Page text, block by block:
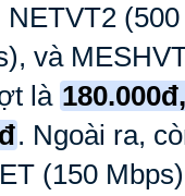
và
là
. Ngoài ra,
(150